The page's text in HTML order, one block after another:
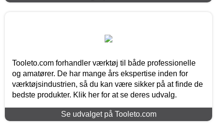
Tooleto.com forhandler værktøj til både professionelle
og amatører. De har mange års ekspertise inden for
værktøjsindustrien, så du kan være sikker på at finde de
bedste produkter. Klik her for at se deres udvalg.
Se udvalget på Tooleto.com